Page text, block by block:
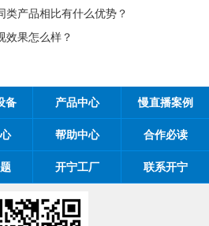
有什么优势？
？
备 产品中心 慢直播案例
帮助中心 合作必读
开宁工厂 联系开宁